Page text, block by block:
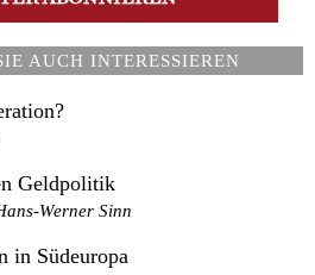
AUCH INTERESSIEREN
Geldpolitik
Werner Sinn
in Südeuropa